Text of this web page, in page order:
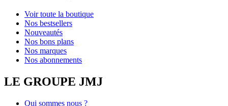
Voir toute la boutique
Nos bestsellers
Nouveautés
Nos bons plans
Nos marques
Nos abonnements
LE GROUPE JMJ
Qui sommes nous ?